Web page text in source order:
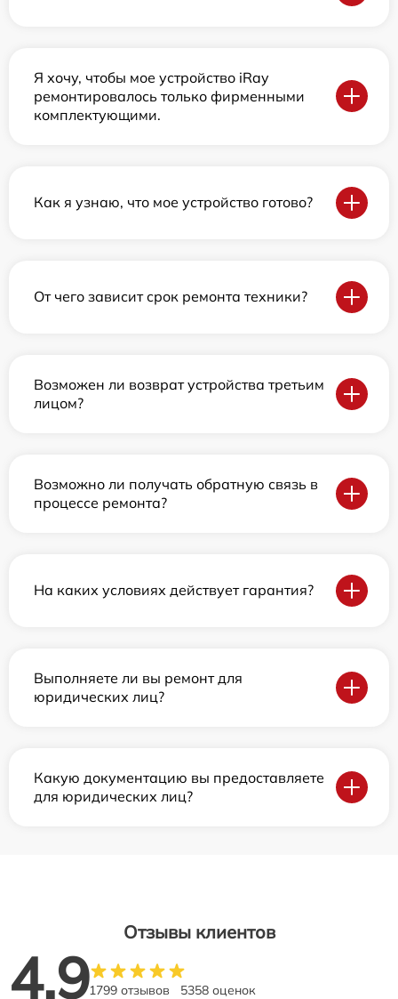
Я хочу, чтобы мое устройство iRay
ремонтировалось только фирменными
комплектующими.
Как я узнаю, что мое устройство готово?
От чего зависит срок ремонта техники?
Возможен ли возврат устройства третьим
лицом?
Возможно ли получать обратную связь в
процессе ремонта?
На каких условиях действует гарантия?
Выполняете ли вы ремонт для
юридических лиц?
Какую документацию вы предоставляете
для юридических лиц?
Отзывы клиентов
4.91799 отзывов 5358 оценок